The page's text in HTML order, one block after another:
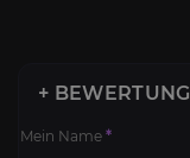
+ BEWERTUNG
Mein Name *